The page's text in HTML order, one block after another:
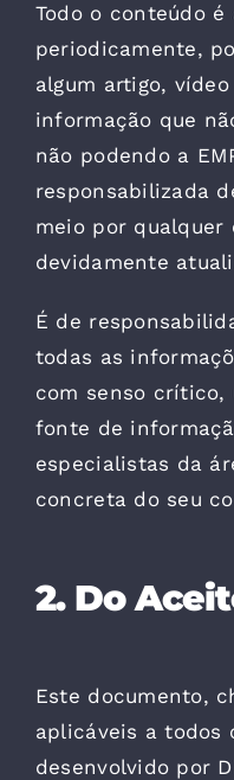
Todo o conteúdo é
periodicamente,
algum artigo,
informação que
não podendo a
responsabilizada
meio por qualquer
devidamente
É de
todas as
com senso crítico,
fonte de
especialistas da
concreta do seu
2. Do
Este documento,
aplicáveis a todos
desenvolvido por